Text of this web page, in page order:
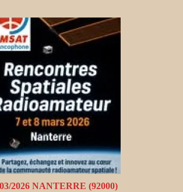
2026 NANTERRE (92000)